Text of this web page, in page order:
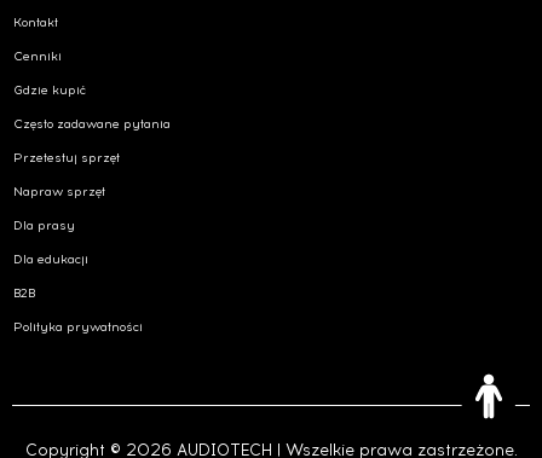
Kontakt
Cenniki
Gdzie kupić
Często zadawane pytania
Przetestuj sprzęt
Napraw sprzęt
Dla prasy
Dla edukacji
B2B
Polityka prywatności
Copyright © 2026 AUDIOTECH | Wszelkie prawa zastrzeżone.